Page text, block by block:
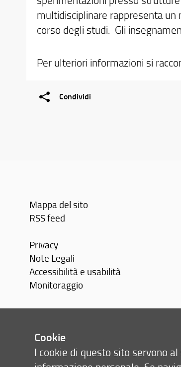
multidisciplinare rappresenta
corso degli studi. Gli
Per ulteriori informazioni si
Condividi
Mappa del sito
RSS feed
Privacy
Note Legali
Accessibilità e usabilità
Monitoraggio
Area personale
Cookie
I cookie di questo sito servono